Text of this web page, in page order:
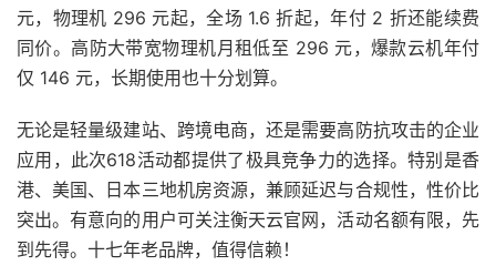
元，物理机 296 元起，全场 1.6 折起，年付 2 折还能续费
同价。高防大带宽物理机月租低至 296 元，爆款云机年付
仅 146 元，长期使用也十分划算。
无论是轻量级建站、跨境电商，还是需要高防抗攻击的企业
应用，此次618活动都提供了极具竞争力的选择。特别是香
港、美国、日本三地机房资源，兼顾延迟与合规性，性价比
突出。有意向的用户可关注衡天云官网，活动名额有限，先
到先得。十七年老品牌，值得信赖！